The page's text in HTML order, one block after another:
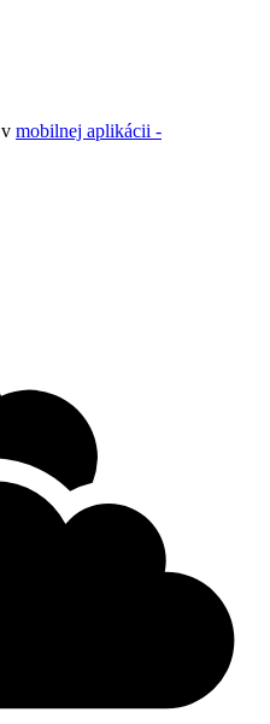
mobilnej aplikácii -